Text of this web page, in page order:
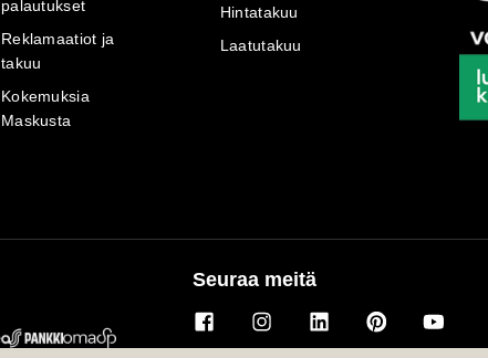
palautukset
Reklamaatiot ja
takuu
Kokemuksia
Maskusta
Hintatakuu
Laatutakuu
Seuraa meitä